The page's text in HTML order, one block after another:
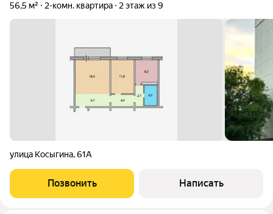
56,5 м² 2-комн. квартира 2 этаж из 9
улица Косыгина,61А
Позвонить Написать